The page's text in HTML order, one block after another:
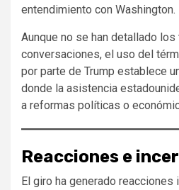
entendimiento con Washington.
Aunque no se han detallado
conversaciones, el uso del
por parte de Trump establece
donde la asistencia
a reformas políticas o
Reacciones e
El giro ha generado reacciones